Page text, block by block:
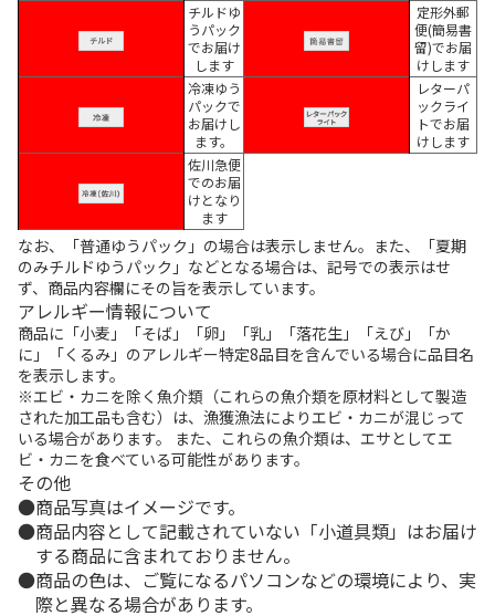
チルドゆ
うパック
でお届け
します
定形外郵
便(簡易書
留)でお届
けします
冷凍ゆう
パックで
お届けし
ます。
レターパ
ックライ
トでお届
けします
佐川急便
でのお届
けとなり
ます
なお、「普通ゆうパック」の場合は表示しません。また、「夏期
のみチルドゆうパック」などとなる場合は、記号での表示はせ
ず、商品内容欄にその旨を表示しています。
アレルギー情報について
商品に「小麦」「そば」「卵」「乳」「落花生」「えび」「か
に」「くるみ」のアレルギー特定8品目を含んでいる場合に品目名
を表示します。
※エビ・カニを除く魚介類（これらの魚介類を原材料として製造
された加工品も含む）は、漁獲漁法によりエビ・カニが混じって
いる場合があります。 また、これらの魚介類は、エサとしてエ
ビ・カニを食べている可能性があります。
その他
商品写真はイメージです。
商品内容として記載されていない「小道具類」はお届け
する商品に含まれておりません。
商品の色は、ご覧になるパソコンなどの環境により、実
際と異なる場合があります。